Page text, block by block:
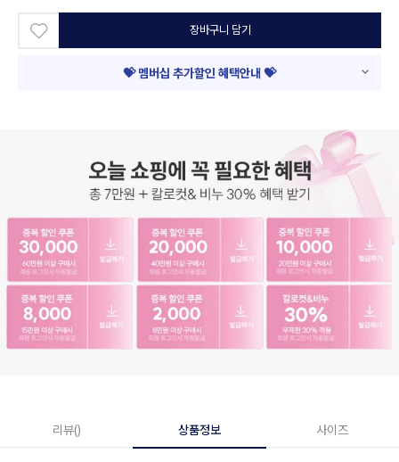
장바구니 담기
💝 멤버십 추가할인 혜택안내 💝
리뷰() 상품정보 사이즈